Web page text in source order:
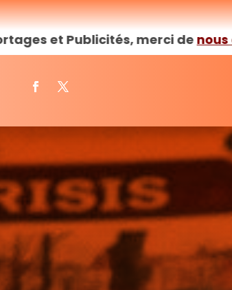
denouscontacter–